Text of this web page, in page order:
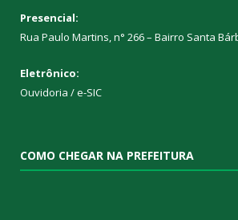
Presencial:
Rua Paulo Martins, n° 266 – Bairro Santa
Eletrônico:
Ouvidoria /e-SIC
COMO CHEGAR NA PREFEITURA